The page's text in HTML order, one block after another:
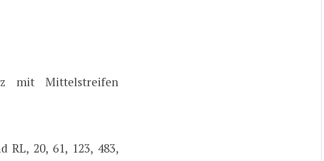
mit Mittelstreifen
RL, 20, 61, 123, 483,